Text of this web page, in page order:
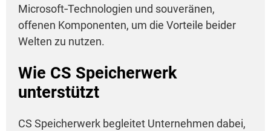
Microsoft‑Technologien und souveränen,
offenen Komponenten, um die Vorteile beider
Welten zu nutzen.
Wie CS Speicherwerk
unterstützt
CS Speicherwerk begleitet Unternehmen dabei,